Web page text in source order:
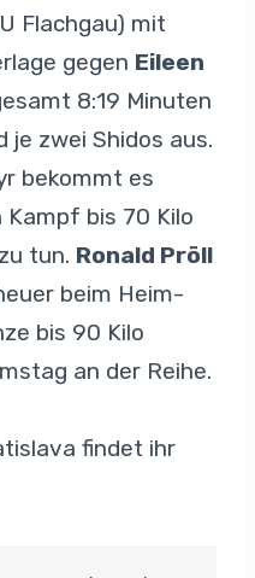
Flachgau) mit
gegen Eileen
8:19 Minuten
je zwei Shidos aus.
bekommt es
bis 70 Kilo
tun. Ronald Pröll
beim Heim-
bis 90 Kilo
an der Reihe.
findet ihr